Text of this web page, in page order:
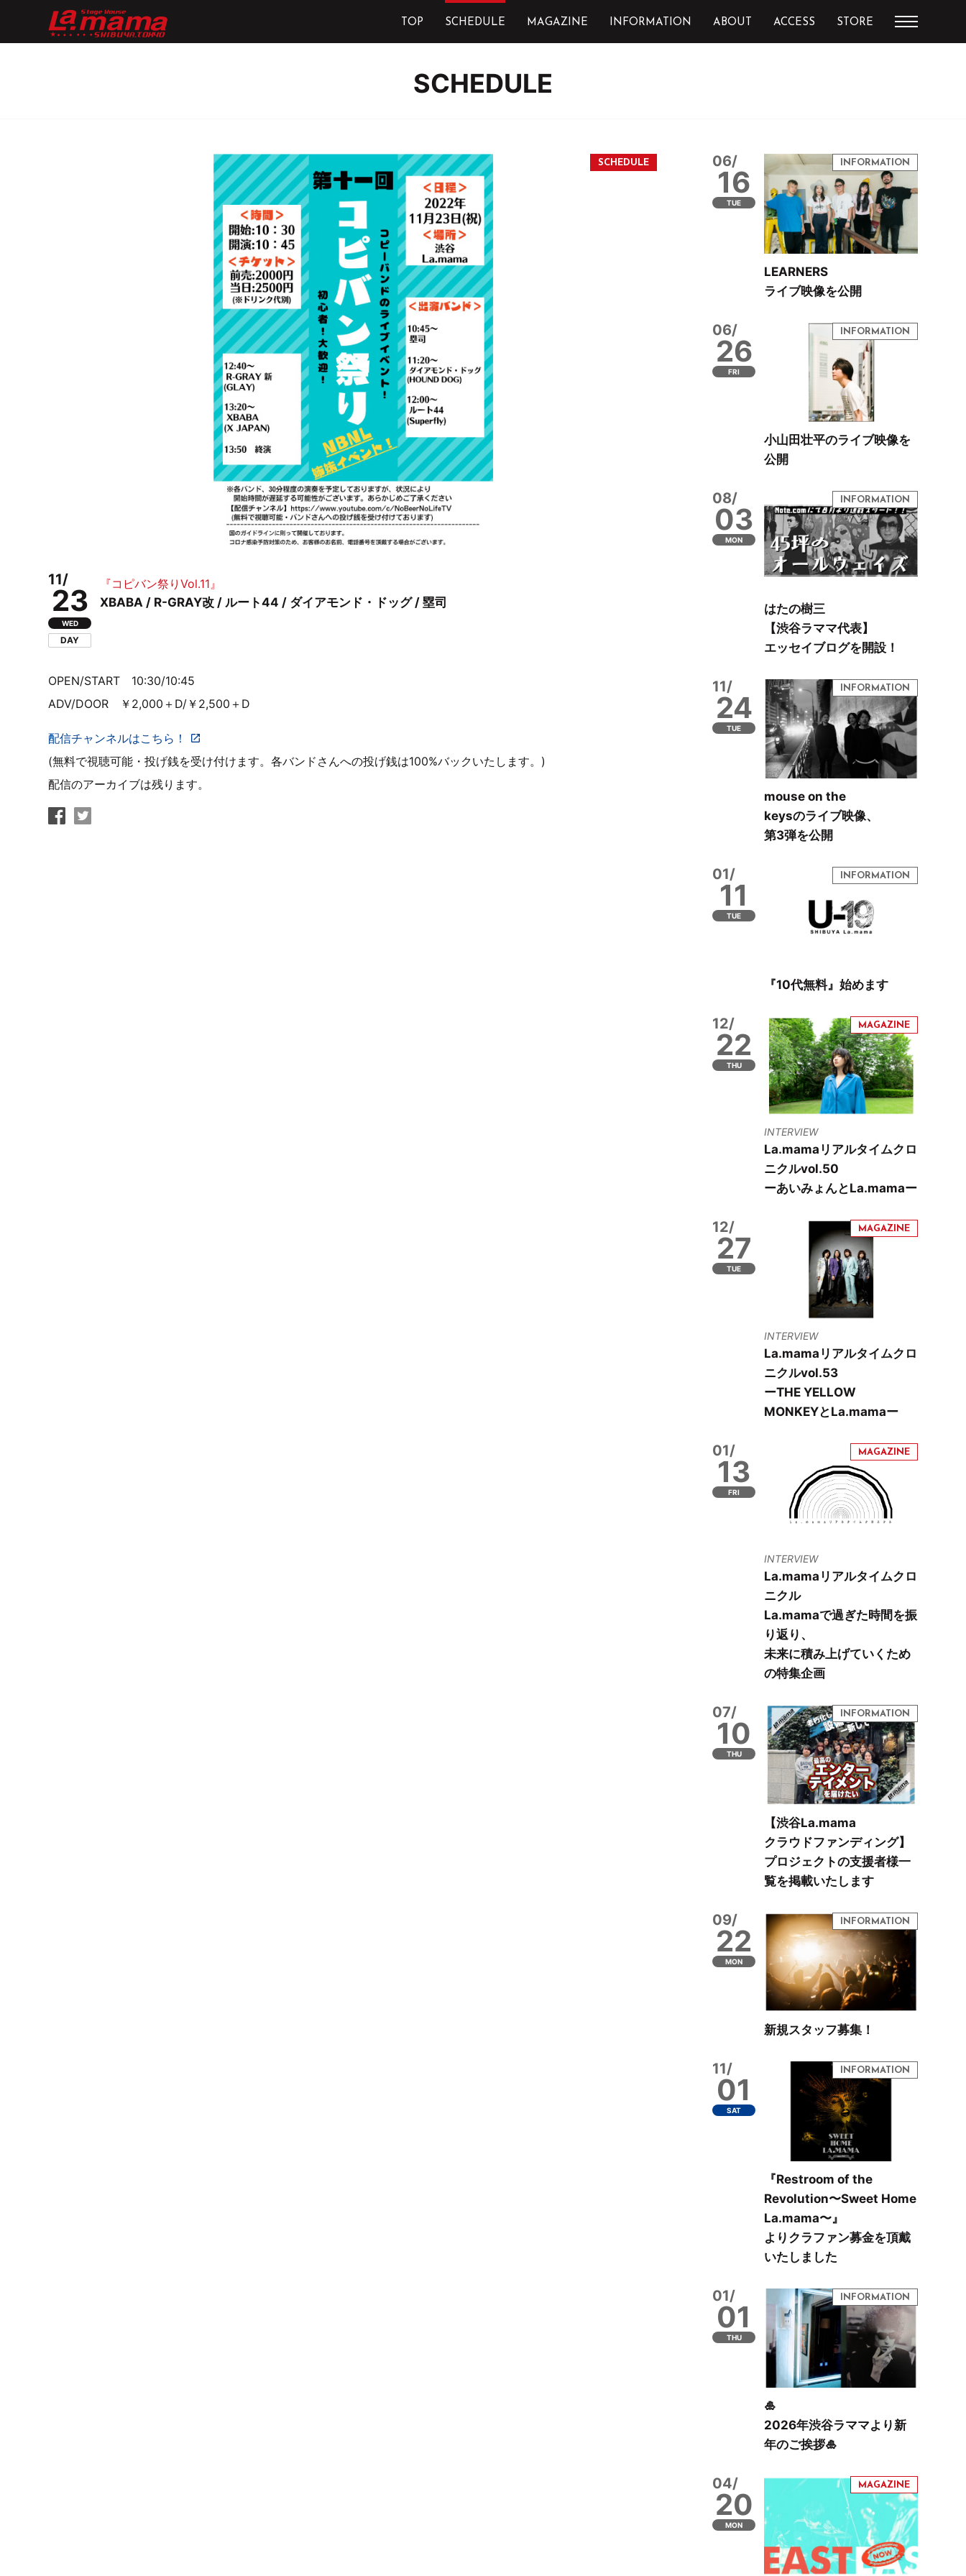
TOP SCHEDULE MAGAZINE INFORMATION ABOUT ACCESS STORE
SCHEDULE
11/
23
WED
DAY
『コピバン祭りVol.11』
XBABA / R-GRAY改 / ルート44 / ダイアモンド・ドッグ / 塁司
OPEN/START 10:30/10:45
ADV/DOOR ￥2,000＋D/￥2,500＋D
配信チャンネルはこちら！
(無料で視聴可能・投げ銭を受け付けます。各バンドさんへの投げ銭は100%バックいたします。)
配信のアーカイブは残ります。
06/
16
TUE
LEARNERS
ライブ映像を公開
06/
26
FRI
小山田壮平のライブ映像を
公開
08/
03
MON
はたの樹三
【渋谷ラママ代表】
エッセイブログを開設！
11/
24
TUE
mouse on the
keysのライブ映像、
第3弾を公開
01/
11
TUE
『10代無料』始めます
12/
22
THU
INTERVIEW
La.mamaリアルタイムクロ
ニクルvol.50
ーあいみょんとLa.mamaー
12/
27
TUE
INTERVIEW
La.mamaリアルタイムクロ
ニクルvol.53
ーTHE YELLOW
MONKEYとLa.mamaー
01/
13
FRI
INTERVIEW
La.mamaリアルタイムクロ
ニクル
La.mamaで過ぎた時間を振
り返り、
未来に積み上げていくため
の特集企画
07/
10
THU
【渋谷La.mama
クラウドファンディング】
プロジェクトの支援者様一
覧を掲載いたします
09/
22
MON
新規スタッフ募集！
11/
01
SAT
『Restroom of the
Revolution〜Sweet Home
La.mama〜』
よりクラファン募金を頂戴
いたしました
01/
01
THU
🎍
2026年渋谷ラママより新
年のご挨拶🎍
04/
20
MON